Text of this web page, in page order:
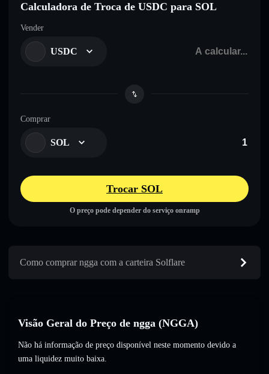
Calculadora de Troca de USDC para SOL
Vender
USDC
Comprar
SOL
Trocar SOL
O preço pode depender do serviço onramp
Como comprar ngga com a carteira Solflare
Visão Geral do Preço de ngga (NGGA)
Não há informação de preço disponível neste momento devido a
uma liquidez muito baixa.